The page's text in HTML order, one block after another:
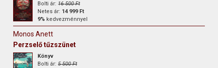
Bolti ár:16 500 Ft
Netes ár: 14 999 Ft
9% kedvezménnyel
Monos Anett
Perzselő tűzszünet
Könyv
Bolti ár:5 500 Ft